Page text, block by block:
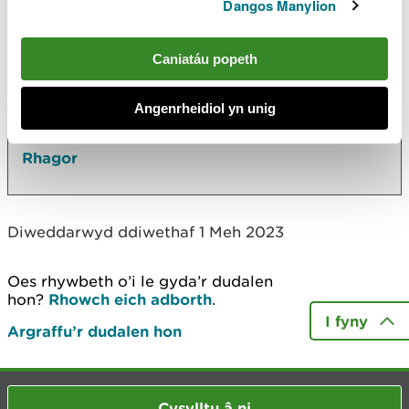
Dangos Manylion
Caniatáu popeth
Angenrheidiol yn unig
Ein dull gweithredu o ran cyngor morol
Cynnal ymarfer cwmpasu ar gyfer asesiad o'r
effaith amgylcheddol ar gyfer datblygiad
morol, a'i lunio
Rhagor
Diweddarwyd ddiwethaf 1 Meh 2023
Oes rhywbeth o’i le gyda’r dudalen
hon? Rhowch eich adborth.
Argraffu’r dudalen hon
I fyny